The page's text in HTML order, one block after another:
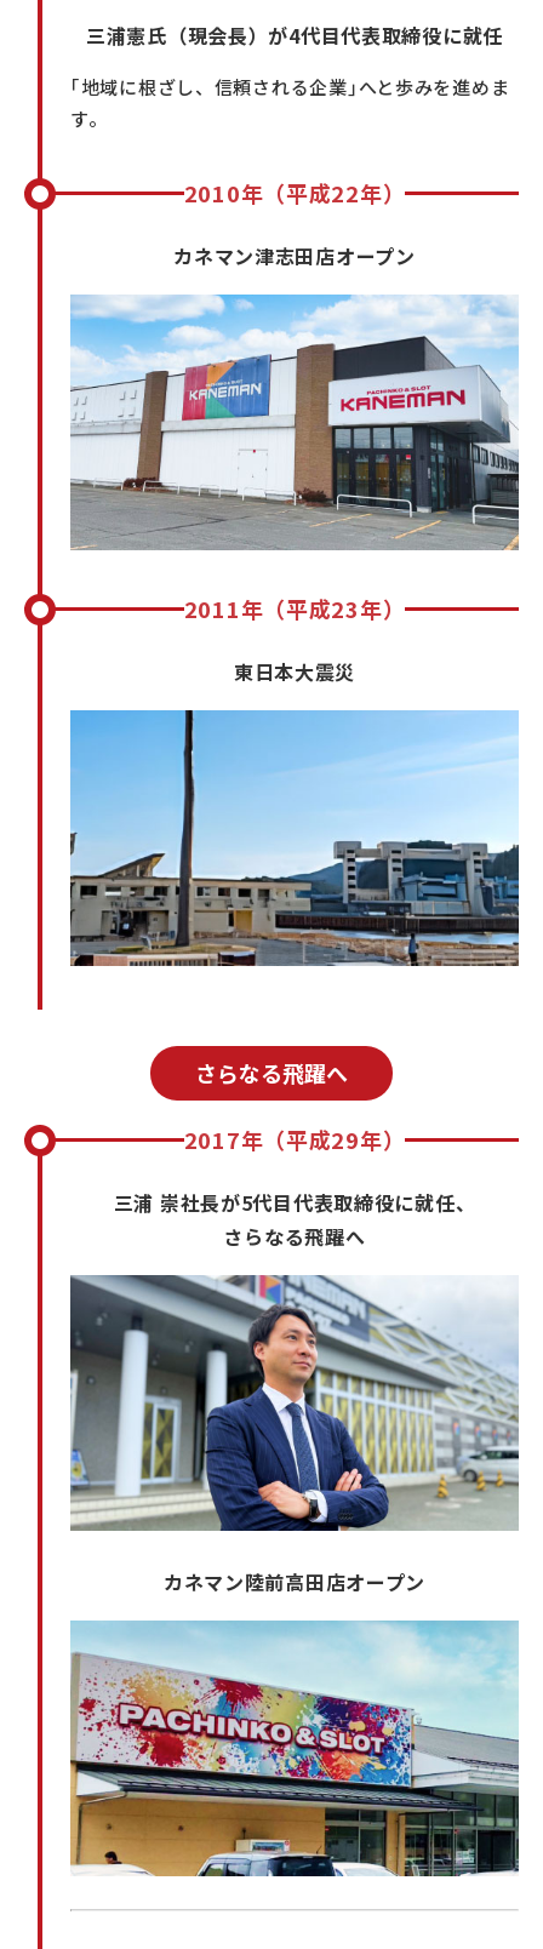
三浦憲氏（現会長）が4代目代表取締役に就任
｢地域に根ざし、信頼される企業｣へと歩みを進めま
す。
2010年（平成22年）
カネマン津志田店オープン
2011年（平成23年）
東日本大震災
さらなる飛躍へ
2017年（平成29年）
三浦 崇社長が5代目代表取締役に就任、
さらなる飛躍へ
カネマン陸前高田店オープン